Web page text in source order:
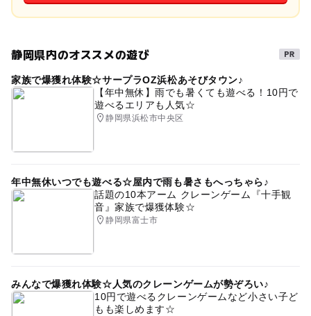
静岡県内のオススメの遊び
家族で爆獲れ体験☆サープラOZ浜松あそびタウン♪
【年中無休】雨でも暑くても遊べる！10円で
遊べるエリアも人気☆
静岡県浜松市中央区
年中無休いつでも遊べる☆屋内で雨も暑さもへっちゃら♪
話題の10本アーム クレーンゲーム『十手観
音』家族で爆獲体験☆
静岡県富士市
みんなで爆獲れ体験☆人気のクレーンゲームが勢ぞろい♪
10円で遊べるクレーンゲームなど小さい子ど
もも楽しめます☆